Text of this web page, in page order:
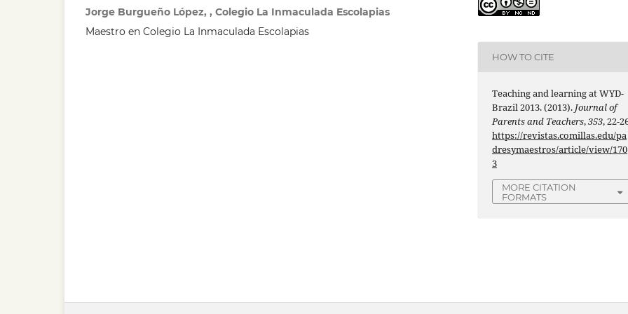
Jorge Burgueño López, , Colegio La Inmaculada Escolapias
Maestro en Colegio La Inmaculada Escolapias
HOW TO CITE
Teaching and learning at WYD-
Brazil 2013. (2013). Journal of
Parents and Teachers,353, 22-
https://revistas.comillas.edu/pa
dresymaestros/article/view/170
3
MORE CITATION
FORMATS